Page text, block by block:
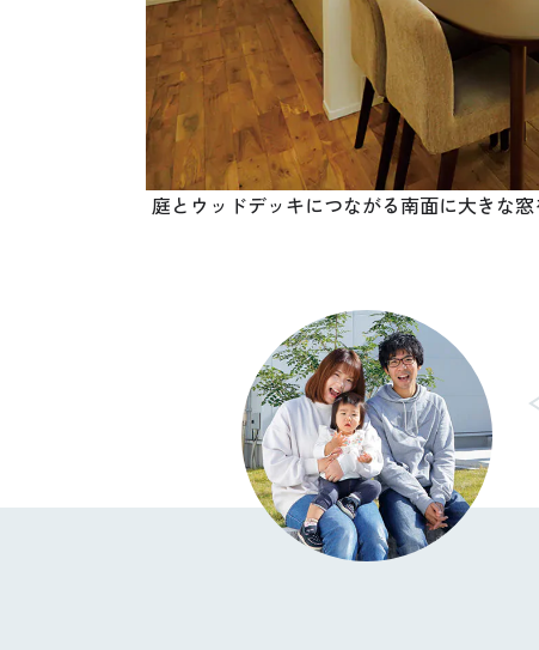
庭とウッドデッキにつながる南面に大きな